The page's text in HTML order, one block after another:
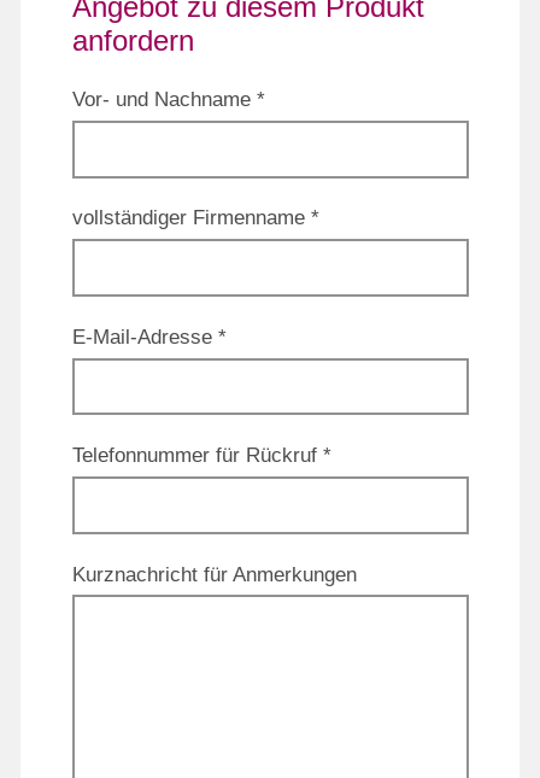
anfordern
Vor- und Nachname *
vollständiger Firmenname *
E-Mail-Adresse *
Telefonnummer für Rückruf *
Kurznachricht für Anmerkungen